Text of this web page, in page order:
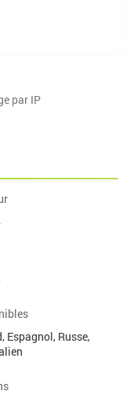
par IP
Espagnol, Russe,